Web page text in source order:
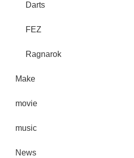
Darts
FEZ
Ragnarok
Make
movie
music
News